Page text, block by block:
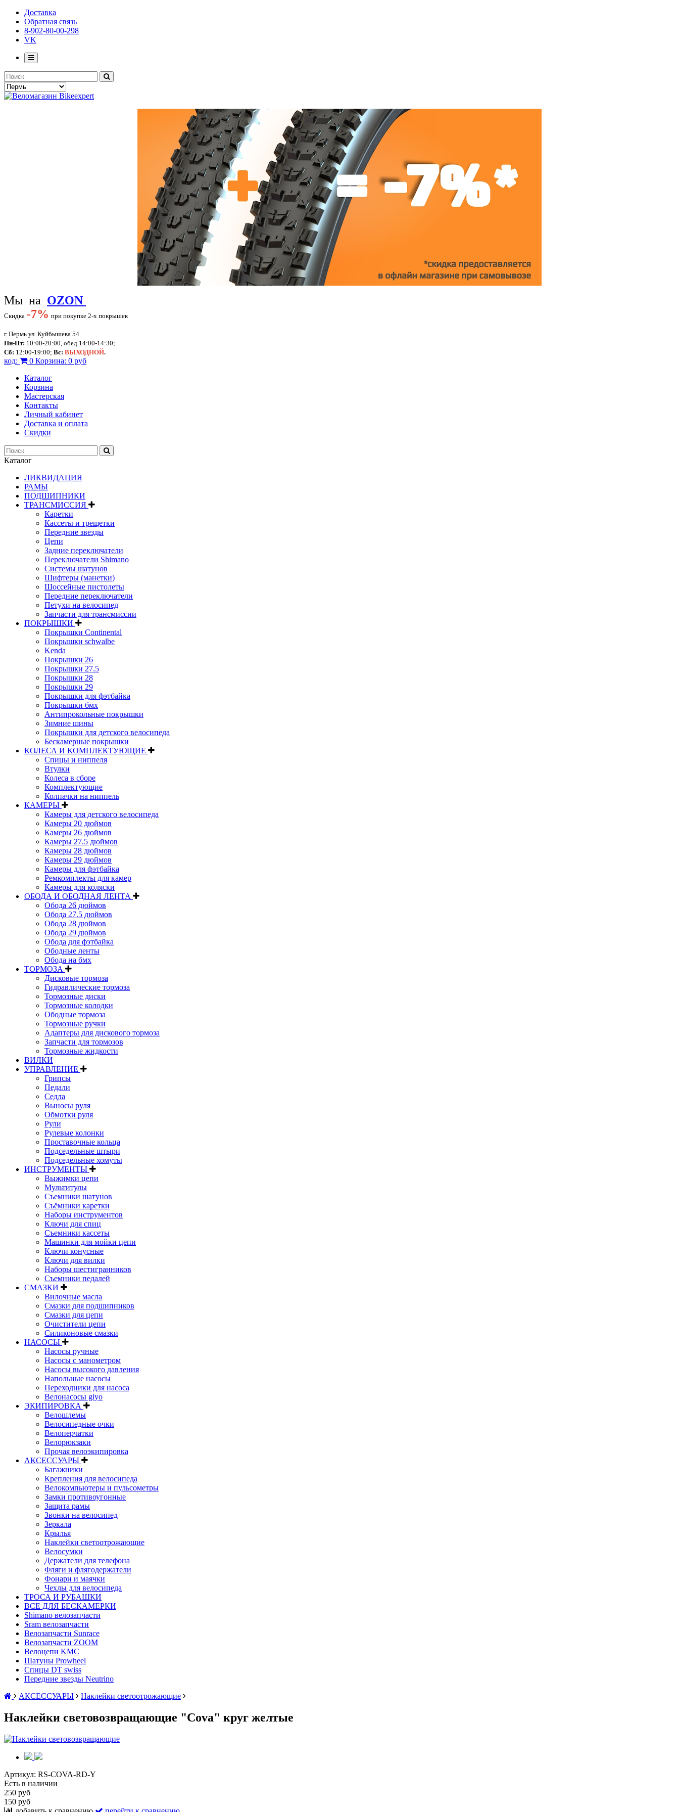
Доставка
Обратная связь
8-902-80-00-298
VK
Мы на OZON
Скидка -7% при покупке 2-х покрышек
г. Пермь ул. Куйбышева 54.
Пн-Пт: 10:00-20:00, обед 14:00-14:30;
Сб: 12:00-19:00; Вс: ВЫХОДНОЙ.
код: 0 Корзина: 0 руб
Каталог
Корзина
Мастерская
Контакты
Личный кабинет
Доставка и оплата
Скидки
Каталог
ЛИКВИДАЦИЯ
РАМЫ
ПОДШИПНИКИ
ТРАНСМИССИЯ
Каретки
Кассеты и трещетки
Передние звезды
Цепи
Задние переключатели
Переключатели Shimano
Системы шатунов
Шифтеры (манетки)
Шоссейные пистолеты
Передние переключатели
Петухи на велосипед
Запчасти для трансмиссии
ПОКРЫШКИ
Покрышки Continental
Покрышки schwalbe
Kenda
Покрышки 26
Покрышки 27.5
Покрышки 28
Покрышки 29
Покрышки для фэтбайка
Покрышки бмх
Антипрокольные покрышки
Зимние шины
Покрышки для детского велосипеда
Бескамерные покрышки
КОЛЕСА И КОМПЛЕКТУЮЩИЕ
Спицы и ниппеля
Втулки
Колеса в сборе
Комплектующие
Колпачки на ниппель
КАМЕРЫ
Камеры для детского велосипеда
Камеры 20 дюймов
Камеры 26 дюймов
Камеры 27.5 дюймов
Камеры 28 дюймов
Камеры 29 дюймов
Камеры для фэтбайка
Ремкомплекты для камер
Камеры для коляски
ОБОДА И ОБОДНАЯ ЛЕНТА
Обода 26 дюймов
Обода 27.5 дюймов
Обода 28 дюймов
Обода 29 дюймов
Обода для фэтбайка
Ободные ленты
Обода на бмх
ТОРМОЗА
Дисковые тормоза
Гидравлические тормоза
Тормозные диски
Тормозные колодки
Ободные тормоза
Тормозные ручки
Адаптеры для дискового тормоза
Запчасти для тормозов
Тормозные жидкости
ВИЛКИ
УПРАВЛЕНИЕ
Грипсы
Педали
Седла
Выносы руля
Обмотки руля
Рули
Рулевые колонки
Проставочные кольца
Подседельные штыри
Подседельные хомуты
ИНСТРУМЕНТЫ
Выжимки цепи
Мультитулы
Съемники шатунов
Съёмники каретки
Наборы инструментов
Ключи для спиц
Съемники кассеты
Машинки для мойки цепи
Ключи конусные
Ключи для вилки
Наборы шестигранников
Съемники педалей
СМАЗКИ
Вилочные масла
Смазки для подшипников
Смазки для цепи
Очистители цепи
Силиконовые смазки
НАСОСЫ
Насосы ручные
Насосы с манометром
Насосы высокого давления
Напольные насосы
Переходники для насоса
Велонасосы giyo
ЭКИПИРОВКА
Велошлемы
Велосипедные очки
Велоперчатки
Велорюкзаки
Прочая велоэкипировка
АКСЕССУАРЫ
Багажники
Крепления для велосипеда
Велокомпьютеры и пульсометры
Замки противоугонные
Защита рамы
Звонки на велосипед
Зеркала
Крылья
Наклейки светоотрожающие
Велосумки
Держатели для телефона
Фляги и флягодержатели
Фонари и маячки
Чехлы для велосипеда
ТРОСА И РУБАШКИ
ВСЕ ДЛЯ БЕСКАМЕРКИ
Shimano велозапчасти
Sram велозапчасти
Велозапчасти Sunrace
Велозапчасти ZOOM
Велоцепи KMC
Шатуны Prowheel
Спицы DT swiss
Передние звезды Neutrino
АКСЕССУАРЫ
Наклейки светоотрожающие
Наклейки световозвращающие "Cova" круг желтые
Артикул: RS-COVA-RD-Y
Есть в наличии
250 руб
150 руб